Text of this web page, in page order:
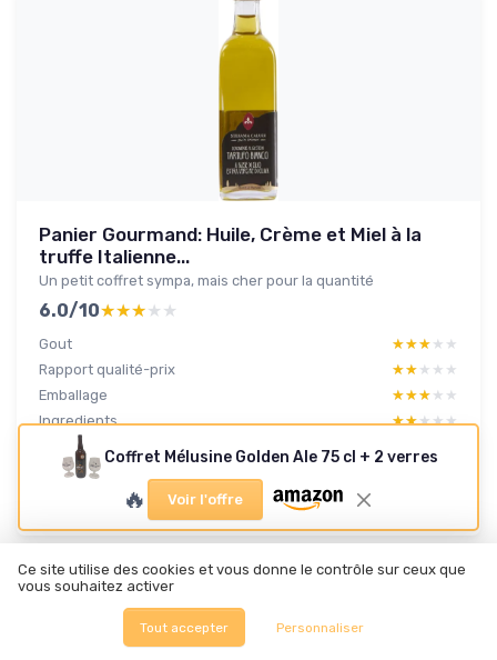
Panier Gourmand: Huile, Crème et Miel à la
truffe Italienne...
Un petit coffret sympa, mais cher pour la quantité
6.0/10★★★★★
★★★★★
Gout ★★★★★
★★★★★
Rapport qualité-prix
★★★★★
★★★★★
Emballage
★★★★★
★★★★★
Ingredients
★★★★★
★★★★★
Lire le test produit complet
Coffret Mélusine Golden Ale 75 cl + 2 verres
🔥 Voir l'offre
Ce site utilise des cookies et vous donne le contrôle sur ceux que
vous souhaitez activer
Tout accepter Personnaliser